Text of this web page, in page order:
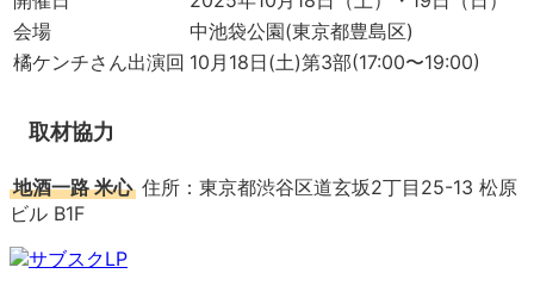
会場
中池袋公園(東京都豊島区)
橘ケンチさん出演回 10月18日(土)第3部(17:00〜19:00)
取材協力
地酒一路 米心 住所：東京都渋谷区道玄坂2丁目25-13 松原
ビル B1F